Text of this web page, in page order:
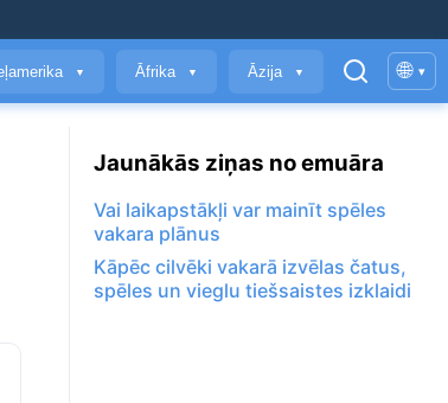
▼ Āfrika ▼ Āzija ▼ 🌐 ▾
Jaunākās ziņas no emuāra
Vai laikapstākļi var mainīt spēles
vakara plānus
Kāpēc cilvēki vakarā izvēlas čatus,
spēles un vieglu tiešsaistes izklaidi